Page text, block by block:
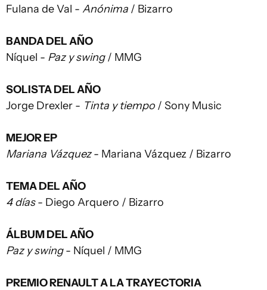
Fulana de Val - Anónima / Bizarro
BANDA DEL AÑO
Níquel - Paz y swing/ MMG
SOLISTA DEL AÑO
Jorge Drexler - Tinta y tiempo / Sony Music
MEJOR EP
Mariana Vázquez- Mariana Vázquez / Bizarro
TEMA DEL AÑO
4 días- Diego Arquero / Bizarro
ÁLBUM DEL AÑO
Paz y swing- Níquel / MMG
PREMIO RENAULT A LA TRAYECTORIA